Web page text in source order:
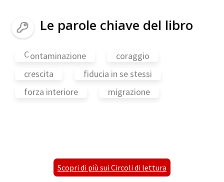
Le parole chiave del libro
contaminazione
coraggio
crescita
fiducia in se stessi
forza interiore
migrazione
Scopri di più sui Circoli di lettura